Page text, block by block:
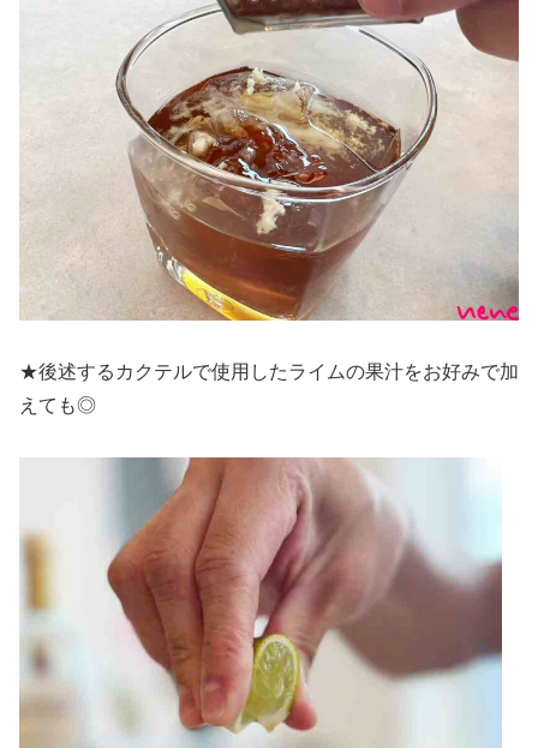
★後述するカクテルで使用したライムの果汁をお好みで加
えても◎